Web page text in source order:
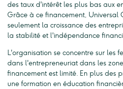
des taux d'intérêt les plus bas aux
Grâce à ce financement, Universal
seulement la croissance des
la stabilité et l'indépendance
L'organisation se concentre sur les
dans l'entrepreneuriat dans les
financement est limité. En plus des
une formation en éducation